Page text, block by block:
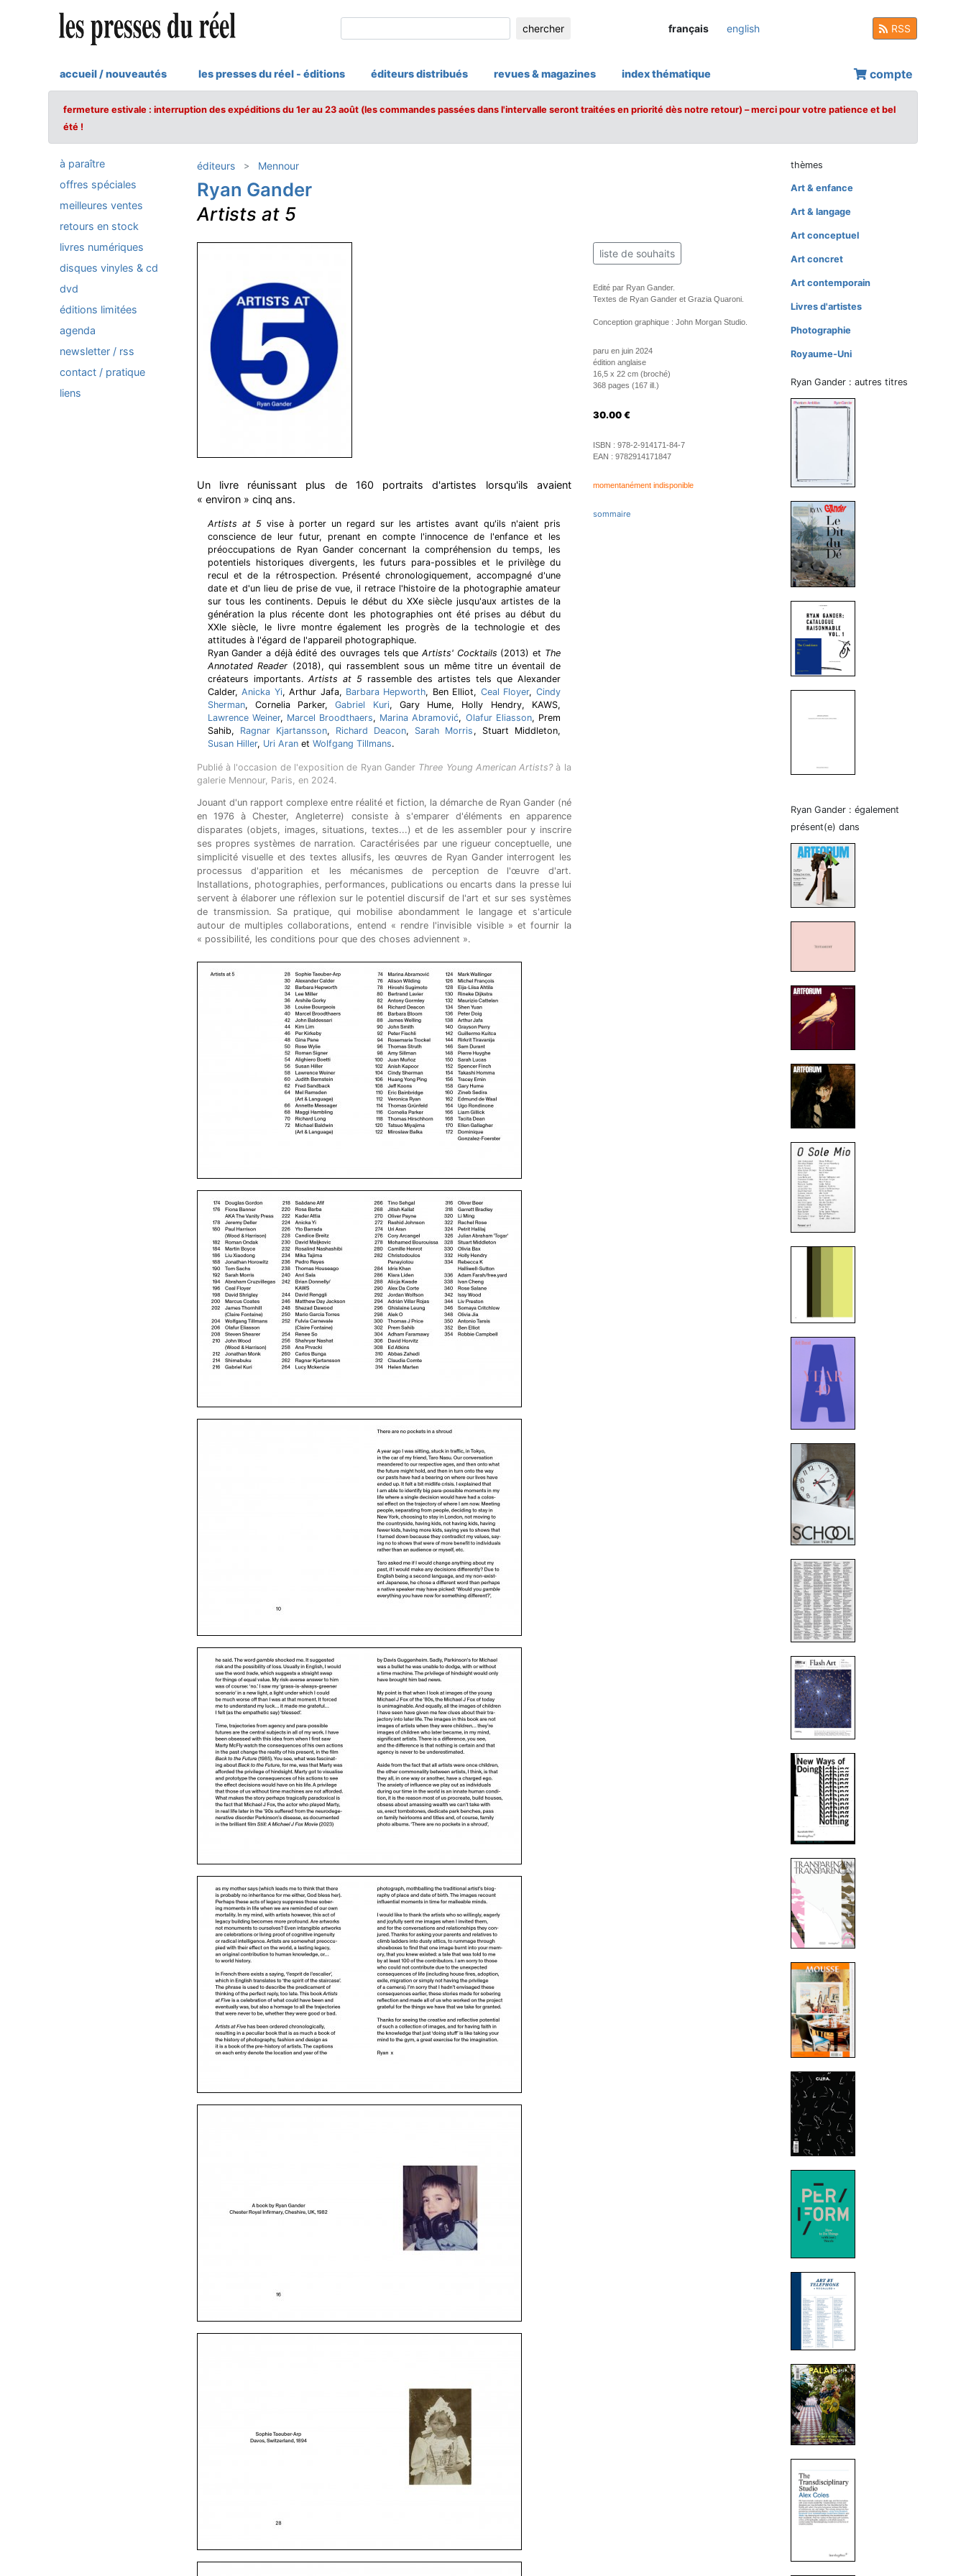
chercher français english RSS
accueil / nouveautés les presses du réel - éditions éditeurs distribués revues & magazines index thématique compte
fermeture estivale : interruption des expéditions du 1er au 23 août (les commandes passées dans l'intervalle seront traitées en priorité dès notre retour) – merci pour votre patience et bel
été !
à paraître
offres spéciales
meilleures ventes
retours en stock
livres numériques
disques vinyles & cd
dvd
éditions limitées
agenda
newsletter / rss
contact / pratique
liens
éditeurs Mennour
Ryan Gander
Artists at 5
Un livre réunissant plus de 160 portraits d'artistes lorsqu'ils avaient
« environ » cinq ans.
Artists at 5vise à porter un regard sur les artistes avant qu'ils n'aient pris
conscience de leur futur, prenant en compte l'innocence de l'enfance et les
préoccupations de Ryan Gander concernant la compréhension du temps, les
potentiels historiques divergents, les futurs para-possibles et le privilège du
recul et de la rétrospection. Présenté chronologiquement, accompagné d'une
date et d'un lieu de prise de vue, il retrace l'histoire de la photographie amateur
sur tous les continents. Depuis le début du XXe siècle jusqu'aux artistes de la
génération la plus récente dont les photographies ont été prises au début du
XXIe siècle, le livre montre également les progrès de la technologie et des
attitudes à l'égard de l'appareil photographique.
Ryan Gander a déjà édité des ouvrages tels que Artists' Cocktails (2013) et The
Annotated Reader (2018), qui rassemblent sous un même titre un éventail de
créateurs importants. Artists at 5rassemble des artistes tels que Alexander
Calder,Anicka Yi, Arthur Jafa, Barbara Hepworth, Ben Elliot, Ceal Floyer, Cindy
Sherman, Cornelia Parker,Gabriel Kuri, Gary Hume, Holly Hendry, KAWS,
Lawrence Weiner, Marcel Broodthaers, Marina Abramović, Olafur Eliasson, Prem
Sahib, Ragnar Kjartansson, Richard Deacon, Sarah Morris , Stuart Middleton,
Susan Hiller, Uri Aranet Wolfgang Tillmans.
Publié à l'occasion de l'exposition de Ryan Gander Three Young American Artists?à la
galerie Mennour, Paris, en 2024.
Jouant d'un rapport complexe entre réalité et fiction, la démarche de Ryan Gander (né
en 1976 à Chester, Angleterre) consiste à s'emparer d'éléments en apparence
disparates (objets, images, situations, textes...) et de les assembler pour y inscrire
ses propres systèmes de narration. Caractérisées par une rigueur conceptuelle, une
simplicité visuelle et des textes allusifs, les œuvres de Ryan Gander interrogent les
processus d'apparition et les mécanismes de perception de l'œuvre d'art.
Installations, photographies, performances, publications ou encarts dans la presse lui
servent à élaborer une réflexion sur le potentiel discursif de l'art et sur ses systèmes
de transmission. Sa pratique, qui mobilise abondamment le langage et s'articule
autour de multiples collaborations, entend « rendre l'invisible visible » et fournir la
« possibilité, les conditions pour que des choses adviennent ».
liste de souhaits
Edité par Ryan Gander.
Textes de Ryan Gander et Grazia Quaroni.
Conception graphique : John Morgan Studio.
paru en juin 2024
édition anglaise
16,5 x 22 cm (broché)
368 pages (167 ill.)
30.00 €
ISBN : 978-2-914171-84-7
EAN : 9782914171847
momentanément indisponible
sommaire
thèmes
Art & enfance
Art & langage
Art conceptuel
Art concret
Art contemporain
Livres d'artistes
Photographie
Royaume-Uni
Ryan Gander : autres titres
Ryan Gander : également
présent(e) dans